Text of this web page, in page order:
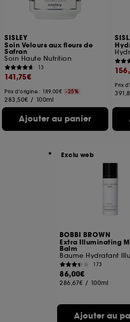
SISLEY
Soin Velours aux fleurs de
Safran
Soin Haute Nutrition
13
141,75€
Prix d'origine : 189,00€ -25%
283,50€ / 100ml
Ajouter au panier
Prix
BOBBI BROWN
Extra Illuminating
Balm
Baume Hydratant
173
86,00€
286,67€ / 100ml
Ajouter au
Exclu web